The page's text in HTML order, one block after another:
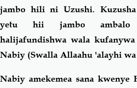
jambo hili ni Uzushi.
yetu hii jambo ambalo
halijafundishwa wala
Nabiy (Swalla Allaahu 'alayhi
Nabiy amekemea sana